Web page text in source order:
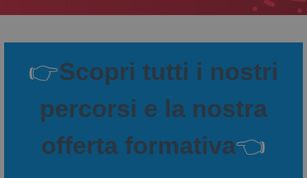
👉Scopri tutti i nostri
percorsi e la nostra
offerta formativa👈